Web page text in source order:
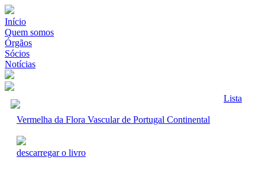
Início
Quem somos
Órgãos
Sócios
Notícias
Lista
Vermelha da Flora Vascular de Portugal Continental
descarregar o livro